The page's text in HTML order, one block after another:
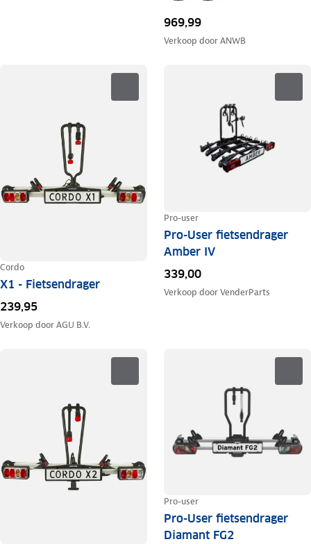
969,99
Verkoop doorANWB
Cordo
X1 - Fietsendrager
239,95
Verkoop doorAGU B.V.
Pro-user
Pro-User fietsendrager
Amber IV
339,00
Verkoop doorVenderParts
Pro-user
Pro-User fietsendrager
Diamant FG2